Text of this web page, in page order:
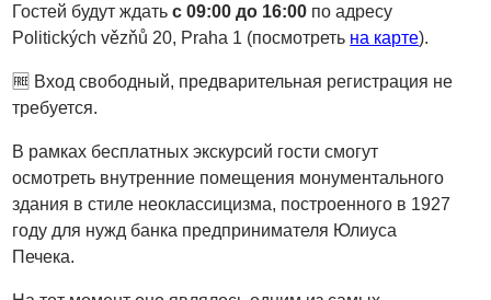
Гостей будут ждатьс 09:00 до 16:00 по адресу
Politických vězňů 20, Praha 1 (посмотреть на карте).
🆓 Вход свободный, предварительная регистрация не
требуется.
В рамках бесплатных экскурсий гости смогут
осмотреть внутренние помещения монументального
здания в стиле неоклассицизма, построенного в 1927
году для нужд банка предпринимателя Юлиуса
Печека.